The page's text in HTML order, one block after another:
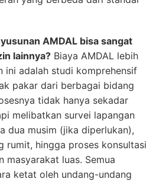
AMDAL bisa sangat
lainnya? Biaya AMDAL lebih
ini adalah studi komprehensif
pakar dari berbagai bidang
tidak hanya sekadar
melibatkan survei lapangan
dua musim (jika diperlukan),
rumit, hingga proses konsultasi
masyarakat luas. Semua
ketat oleh undang-undang